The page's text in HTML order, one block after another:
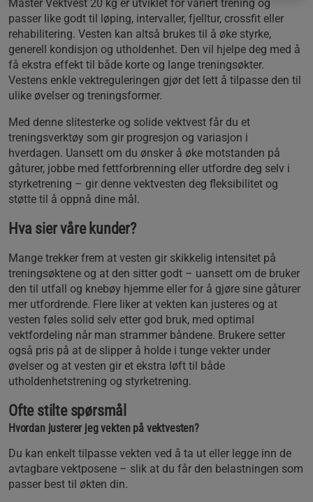
Master Vektvest 20 kg er utviklet for variert trening og
passer like godt til løping, intervaller, fjelltur, crossfit eller
rehabilitering. Vesten kan altså brukes til å øke styrke,
generell kondisjon og utholdenhet. Den vil hjelpe deg med å
få ekstra effekt til både korte og lange treningsøkter.
Vestens enkle vektreguleringen gjør det lett å tilpasse den til
ulike øvelser og treningsformer.
Med denne slitesterke og solide vektvest får du et
treningsverktøy som gir progresjon og variasjon i
hverdagen. Uansett om du ønsker å øke motstanden på
gåturer, jobbe med fettforbrenning eller utfordre deg selv i
styrketrening – gir denne vektvesten deg fleksibilitet og
støtte til å oppnå dine mål.
Hva sier våre kunder?
Mange trekker frem at vesten gir skikkelig intensitet på
treningsøktene og at den sitter godt – uansett om de bruker
den til utfall og knebøy hjemme eller for å gjøre sine gåturer
mer utfordrende. Flere liker at vekten kan justeres og at
vesten føles solid selv etter god bruk, med optimal
vektfordeling når man strammer båndene. Brukere setter
også pris på at de slipper å holde i tunge vekter under
øvelser og at vesten gir et ekstra løft til både
utholdenhetstrening og styrketrening.
Ofte stilte spørsmål
Hvordan justerer jeg vekten på vektvesten?
Du kan enkelt tilpasse vekten ved å ta ut eller legge inn de
avtagbare vektposene – slik at du får den belastningen som
passer best til økten din.